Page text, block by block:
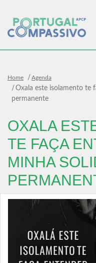
Home Agenda
Oxala este isolamento te
permanente
OXALA
TE FAÇA
MINHA